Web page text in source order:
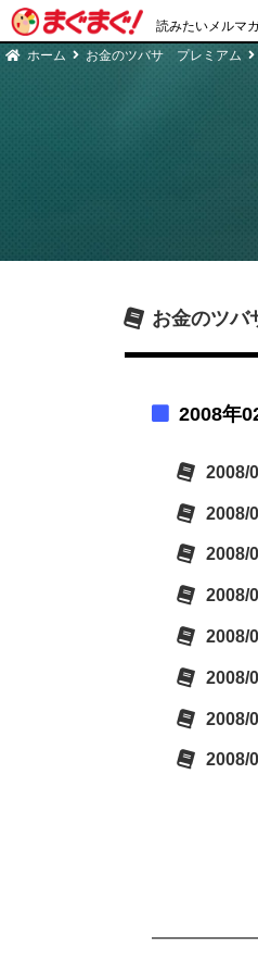
読みたいメルマ
ホーム お金のツバサ プレミアム
お金のツ
2008年
2008/
2008/
2008/
2008/
2008/
2008/
2008/
2008/